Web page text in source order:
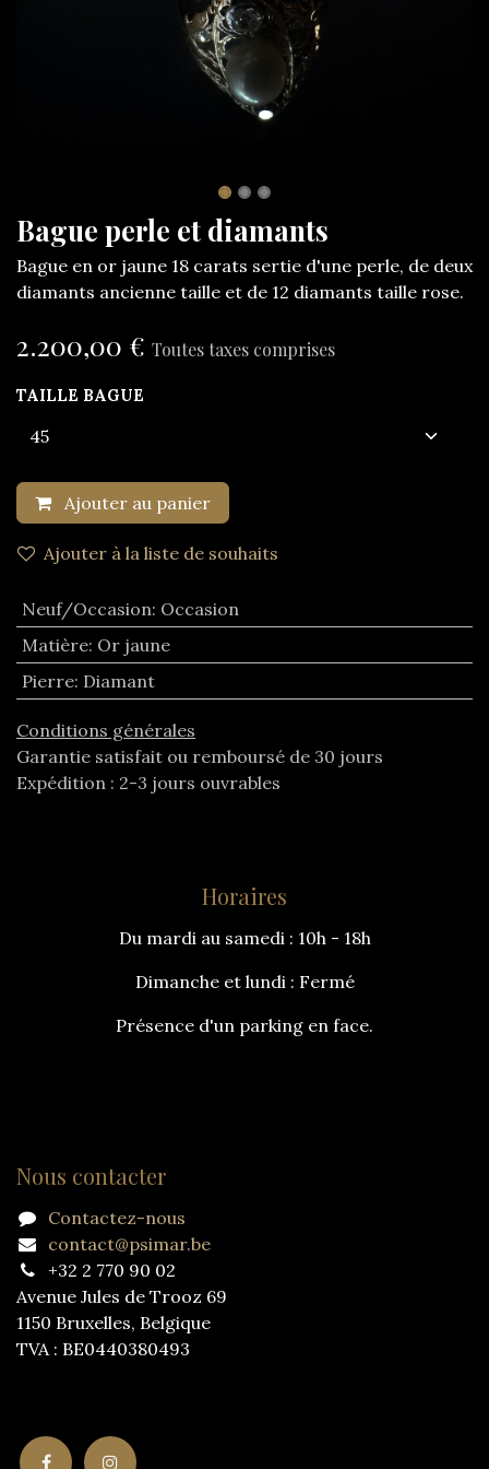
Bague perle et diamants
Bague en or jaune 18 carats sertie d'une perle, de deux
diamants ancienne taille et de 12 diamants taille rose.
2.200,00 € Toutes taxes comprises
TAILLE BAGUE
Ajouter au panier
Ajouter à la liste de souhaits
Neuf/Occasion: Occasion
Matière: Or jaune
Pierre: Diamant
Conditions générales
Garantie satisfait ou remboursé de 30 jours
Expédition : 2-3 jours ouvrables
Horaires
Du mardi au samedi : 10h - 18h
Dimanche et lundi : Fermé
Présence d'un parking en face.
Nous contacter
Contactez-nous
contact@psimar.be
+32 2 770 90 02
Avenue Jules de Trooz 69
1150 Bruxelles, Belgique
TVA : BE0440380493